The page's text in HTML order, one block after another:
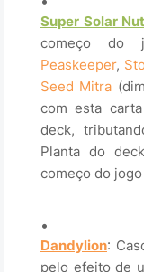
Super Solar
começo do
Peaskeeper,
Seed Mitra
com esta
deck,
Planta do
começo do
Dandylion:
pelo efeito de